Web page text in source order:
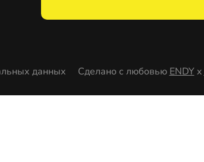
данных Сделано с любовью ENDY x